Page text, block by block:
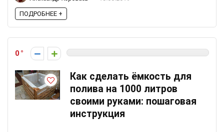
ПОДРОБНЕЕ +
0
Как сделать ёмкость для
полива на 1000 литров
своими руками: пошаговая
инструкция